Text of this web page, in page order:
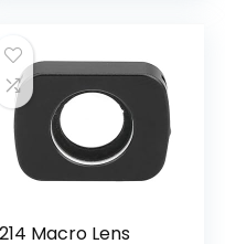
214 Macro Lens